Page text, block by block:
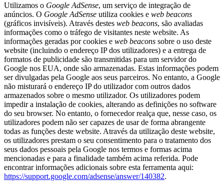
Utilizamos o Google AdSense, um serviço de integração de
anúncios. O Google AdSense utiliza cookies e web beacons
(gráficos invisíveis). Através destes web beacons, são avaliadas
informações como o tráfego de visitantes neste website. As
informações geradas por cookies e web beacons sobre o uso deste
website (incluindo o endereço IP dos utilizadores) e a entrega de
formatos de publicidade são transmitidas para um servidor do
Google nos EUA, onde são armazenadas. Estas informações podem
ser divulgadas pela Google aos seus parceiros. No entanto, a Google
não misturará o endereço IP do utilizador com outros dados
armazenados sobre o mesmo utilizador. Os utilizadores podem
impedir a instalação de cookies, alterando as definições no software
do seu browser. No entanto, o fornecedor realça que, nesse caso, os
utilizadores podem não ser capazes de usar de forma abrangente
todas as funções deste website. Através da utilização deste website,
os utilizadores prestam o seu consentimento para o tratamento dos
seus dados pessoais pela Google nos termos e formas acima
mencionadas e para a finalidade também acima referida. Pode
encontrar informações adicionais sobre esta ferramenta aqui:
https://support.google.com/adsense/answer/140382.